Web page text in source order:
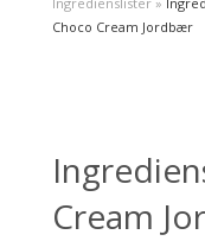
Choco Cream Jordbær
Cream